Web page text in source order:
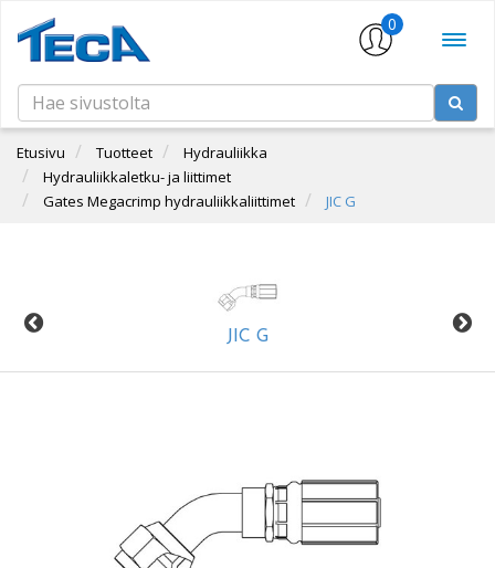
0
Etusivu Tuotteet
Hydrauliikka
Hydrauliikkaletku- ja liittimet
Gates Megacrimp hydrauliikkaliittimet
JIC G
JIC G